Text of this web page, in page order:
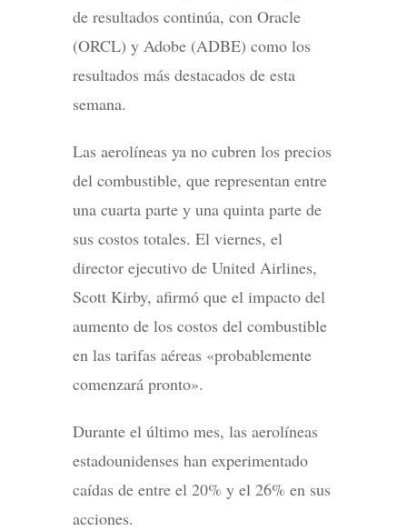
de resultados continúa, con Oracle
(ORCL) y Adobe (ADBE) como los
resultados más destacados de esta
semana.
Las aerolíneas ya no cubren los precios
del combustible, que representan entre
una cuarta parte y una quinta parte de
sus costos totales. El viernes, el
director ejecutivo de United Airlines,
Scott Kirby, afirmó que el impacto del
aumento de los costos del combustible
en las tarifas aéreas «probablemente
comenzará pronto».
Durante el último mes, las aerolíneas
estadounidenses han experimentado
caídas de entre el 20% y el 26% en sus
acciones.